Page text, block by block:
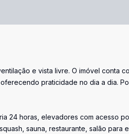
e vista livre. O imóvel conta
praticidade no dia a dia.
24 horas, elevadores com acesso
sauna, restaurante, salão para